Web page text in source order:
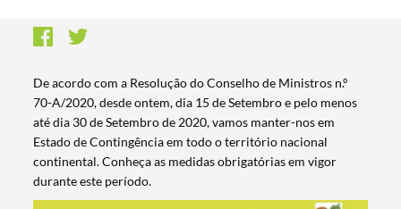
De acordo com a Resolução do Conselho de Ministros n.º
70-A/2020, desde ontem, dia 15 de Setembro e pelo menos
até dia 30 de Setembro de 2020, vamos manter-nos em
Estado de Contingência em todo o território nacional
continental. Conheça as medidas obrigatórias em vigor
durante este período.